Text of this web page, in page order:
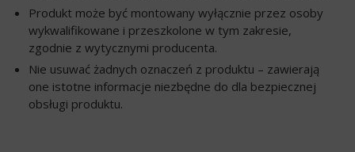
Produkt może być montowany wyłącznie przez osoby
wykwalifikowane i przeszkolone w tym zakresie,
zgodnie z wytycznymi producenta.
Nie usuwać żadnych oznaczeń z produktu – zawierają
one istotne informacje niezbędne do dla bezpiecznej
obsługi produktu.